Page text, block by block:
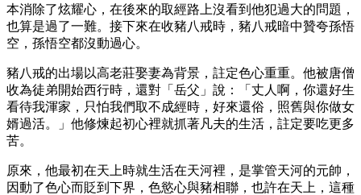
本消除了炫耀心，在後來的取經路上沒看到他犯過大的問題，
也算是過了一難。接下來在收豬八戒時，豬八戒暗中贊夸孫悟
空，孫悟空都沒動過心。
豬八戒的出場以高老莊娶妻為背景，註定色心重重。他被唐僧
收為徒弟開始西行時，還對「岳父」說：「丈人啊，你還好生
看待我渾家，只怕我們取不成經時，好來還俗，照舊與你做女
婿過活。」他修煉起初心裡就抓著凡夫的生活，註定要吃更多
苦。
原來，他最初在天上時就生活在天河裡，是掌管天河的元帥，
因動了色心而貶到下界，色慾心與豬相聯，也許在天上，這種